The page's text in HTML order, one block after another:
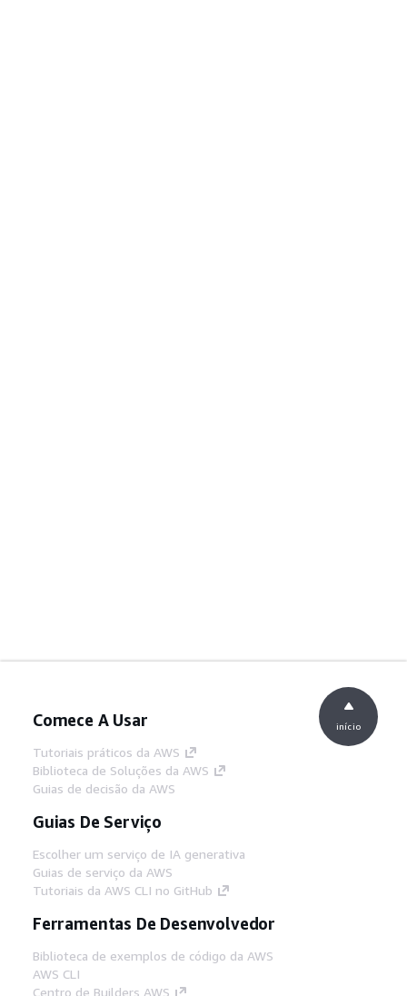
Comece A Usar
Tutoriais práticos da AWS
Biblioteca de Soluções da AWS
Guias de decisão da AWS
Guias De Serviço
Escolher um serviço de IA generativa
Guias de serviço da AWS
Tutoriais da AWS CLI no GitHub
Ferramentas De Desenvolvedor
Biblioteca de exemplos de código da AWS
AWS CLI
Centro de Builders AWS
início